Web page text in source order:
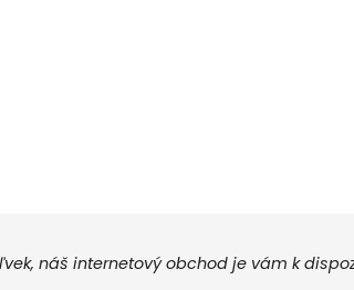
náš internetový obchod je vám k